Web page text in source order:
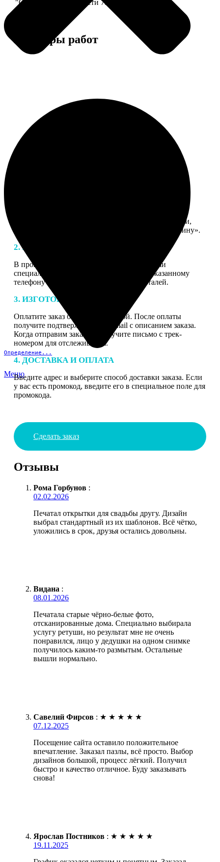
Определение...
Меню
"Сердце" 20х20 74 части 790
Примеры работ
Нажмите «Сделать заказ», выберите тип продукции,
загрузите фотографии, нажмите «Добавить в корзину».
2. МАКЕТ
В процессе подготовки заказа к печати наши
специалисты могут связаться с Вами по указанному
телефону или email для согласования деталей.
3. ИЗГОТОВЛЕНИЕ
Оплатите заказ банковской картой. После оплаты
получите подтверждение на email с описанием заказа.
Когда отправим заказ вы получите письмо с трек-
номером для отслеживания.
4. ДОСТАВКА И ОПЛАТА
Введите адрес и выберите способ доставки заказа. Если
у вас есть промокод, введите его в специальное поле для
промокода.
Сделать заказ
Отзывы
Рома Горбунов :
02.02.2026
Печатал открытки для свадьбы другу. Дизайн
выбрал стандартный из их шаблонов. Всё чётко,
уложились в срок, друзья остались довольны.
Видана :
08.01.2026
Печатала старые чёрно-белые фото,
отсканированные дома. Специально выбирала
услугу ретуши, но результат мне не очень
понравился, лицо у дедушки на одном снимке
получилось каким-то размытым. Остальные
вышли нормально.
Савелий Фирсов : ★ ★ ★ ★ ★
07.12.2025
Посещение сайта оставило положительное
впечатление. Заказал пазлы, всё просто. Выбор
дизайнов большой, процесс лёгкий. Получил
быстро и качество отличное. Буду заказывать
снова!
Ярослав Постников : ★ ★ ★ ★ ★
19.11.2025